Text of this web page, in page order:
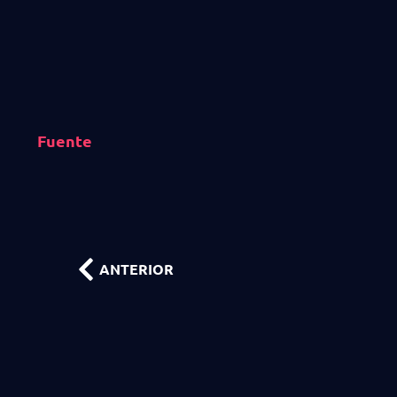
Fuente
ANTERIOR